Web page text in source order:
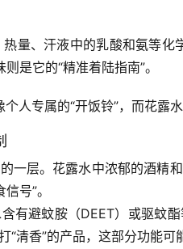
量、汗液中的乳酸和氨等
是它的“精准着陆指南”。
人专属的“开饭铃”，而花露
一层。花露水中浓郁的酒精
号”。
有避蚊胺（DEET） 或驱蚊酯
“清香”的产品，这部分功能可